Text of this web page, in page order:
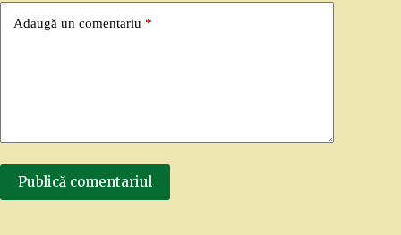
Adaugă un comentariu *
Publică comentariul